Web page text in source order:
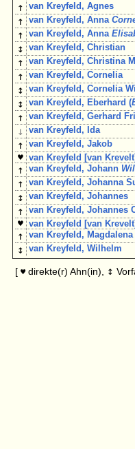
↑ van Kreyfeld, Agnes
↑ van Kreyfeld, Anna
↑ van Kreyfeld, Anna
↕ van Kreyfeld, Christian
↑ van Kreyfeld, Christina
↑ van Kreyfeld, Cornelia
↕ van Kreyfeld, Cornelia
↕ van Kreyfeld, Eberhard (
↑ van Kreyfeld, Gerhard
↓ van Kreyfeld, Ida
↑ van Kreyfeld, Jakob
♥ van Kreyfeld [van
↑ van Kreyfeld, Johann
↑ van Kreyfeld, Johanna
↕ van Kreyfeld, Johannes
↑ van Kreyfeld, Johannes
♥ van Kreyfeld [van
↑ van Kreyfeld, Magdalena
↕ van Kreyfeld, Wilhelm
[ ♥ direkte(r) Ahn(in), ↕